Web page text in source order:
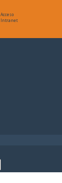
Acceso
Intranet